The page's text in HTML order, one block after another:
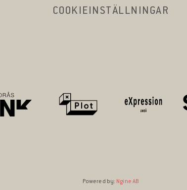
COOKIEINSTÄLLNINGAR
Powered by: Ngine AB